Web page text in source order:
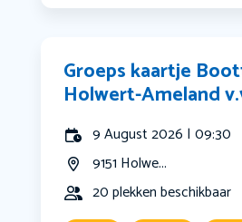
Groeps kaartje
Holwert-Ameland
9 August 2026 | 09:30
9151 Holwe...
20 plekken beschikbaar